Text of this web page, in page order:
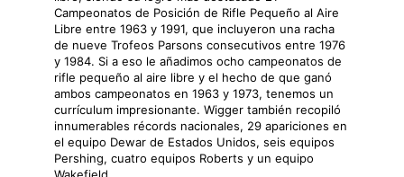
Campeonatos de Posición de Rifle Pequeño al Aire
Libre entre 1963 y 1991, que incluyeron una racha
de nueve Trofeos Parsons consecutivos entre 1976
y 1984. Si a eso le añadimos ocho campeonatos de
rifle pequeño al aire libre y el hecho de que ganó
ambos campeonatos en 1963 y 1973, tenemos un
currículum impresionante. Wigger también recopiló
innumerables récords nacionales, 29 apariciones en
el equipo Dewar de Estados Unidos, seis equipos
Pershing, cuatro equipos Roberts y un equipo